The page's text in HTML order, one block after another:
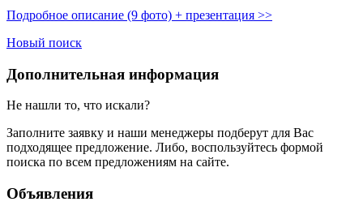
Подробное описание (9 фото) + презентация >>
Новый поиск
Дополнительная информация
Не нашли то, что искали?
Заполните заявку и наши менеджеры подберут для Вас
подходящее предложение. Либо, воспользуйтесь формой
поиска по всем предложениям на сайте.
Объявления